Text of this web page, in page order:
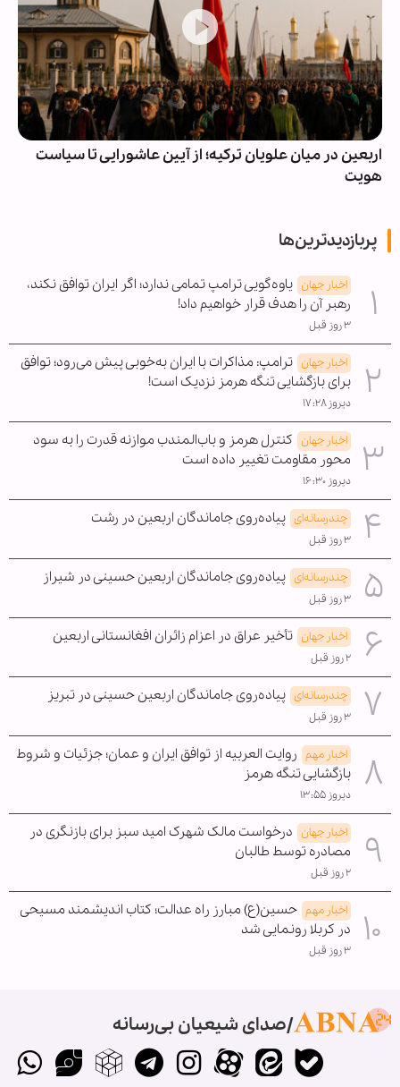
اربعین در میان علویان ترکیه؛ از آیین عاشورایی تا سیاست
هویت
پربازدیدترین‌ها
اخبار جهان یاوه‌گویی ترامپ تمامی ندارد؛ اگر ایران توافق نکند،
رهبر آن را هدف قرار خواهیم داد!
۳ روز قبل
اخبار جهان ترامپ: مذاکرات با ایران به‌خوبی پیش می‌رود؛ توافق
برای بازگشایی تنگه هرمز نزدیک است!
دیروز ۱۷:۲۸
اخبار جهان کنترل هرمز و باب‌المندب موازنه قدرت را به سود
محور مقاومت تغییر داده است
دیروز ۱۶:۳۰
چندرسانه‌ای پیاده‌روی جاماندگان اربعین در رشت
۳ روز قبل
چندرسانه‌ای پیاده‌روی جاماندگان اربعین حسینی در شیراز
۳ روز قبل
اخبار جهان تأخیر عراق در اعزام زائران افغانستانی اربعین
۲ روز قبل
چندرسانه‌ای پیاده‌روی جاماندگان اربعین حسینی در تبریز
۳ روز قبل
اخبار مهم روایت العربیه از توافق ایران و عمان؛ جزئیات و شروط
بازگشایی تنگه هرمز
دیروز ۱۳:۵۵
اخبار جهان درخواست مالک شهرک امید سبز برای بازنگری در
مصادره توسط طالبان
۲ روز قبل
اخبار مهم حسین(ع) مبارز راه عدالت؛ کتاب اندیشمند مسیحی
در کربلا رونمایی شد
۳ روز قبل
صدای شیعیان بی‌رسانه